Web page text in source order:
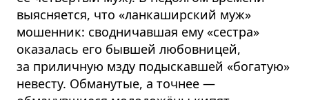
выясняется, что «ланкаширский муж»
мошенник: сводничавшая ему «сестра»
оказалась его бывшей любовницей,
за приличную мзду подыскавшей «богатую»
невесту. Обманутые, а точнее —